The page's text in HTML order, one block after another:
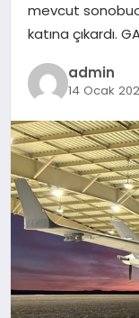
mevcut
katına çıkardı.
admin
14 Ocak